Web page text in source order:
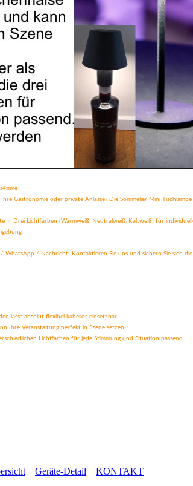
Gastronomie oder private Anlässe? Die Sommelier Mini
✅ Drei Lichtfarben (Warmweiß, Neutralweiß, Kaltweiß) für
WhatsApp / Nachricht! Kontaktieren Sie uns und sichern Sie sich
lässt absolut flexibel kabellos einsetzbar.
Ihre Veranstaltung perfekt in Szene setzen.
Lichtfarben für jede Stimmung und Situation passend.
Geräte-Detail
KONTAKT